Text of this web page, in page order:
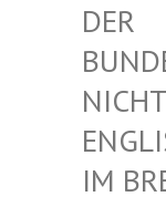
ER B
ICHT
M